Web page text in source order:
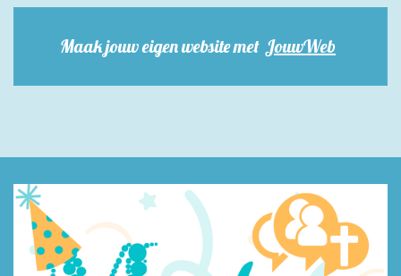
Maak jouw eigen website met JouwWeb